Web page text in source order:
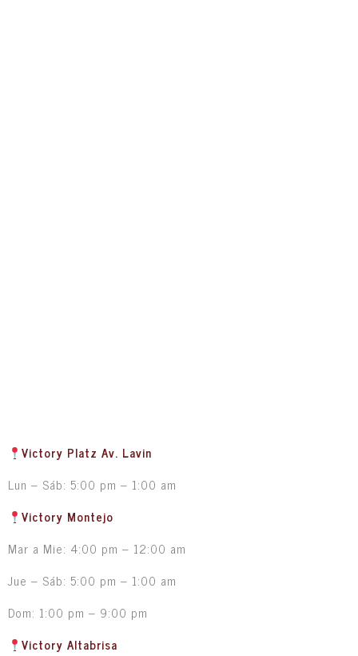
Victory Platz Av. Lavin
Lun – Sáb: 5:00 pm – 1:00 am
Victory Montejo
Mar a Mie: 4:00 pm – 12:00 am
Jue – Sáb: 5:00 pm – 1:00 am
Dom: 1:00 pm – 9:00 pm
Victory Altabrisa